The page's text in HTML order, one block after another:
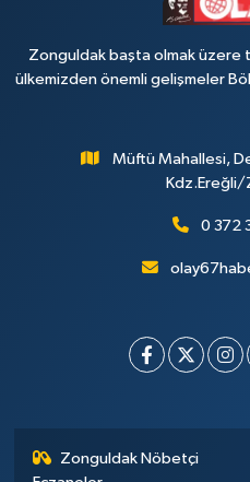
Zonguldak başta olmak üzere
ülkemizden önemli gelişmeler
Müftü Mahallesi,
0 372
Zonguldak Nöbetçi